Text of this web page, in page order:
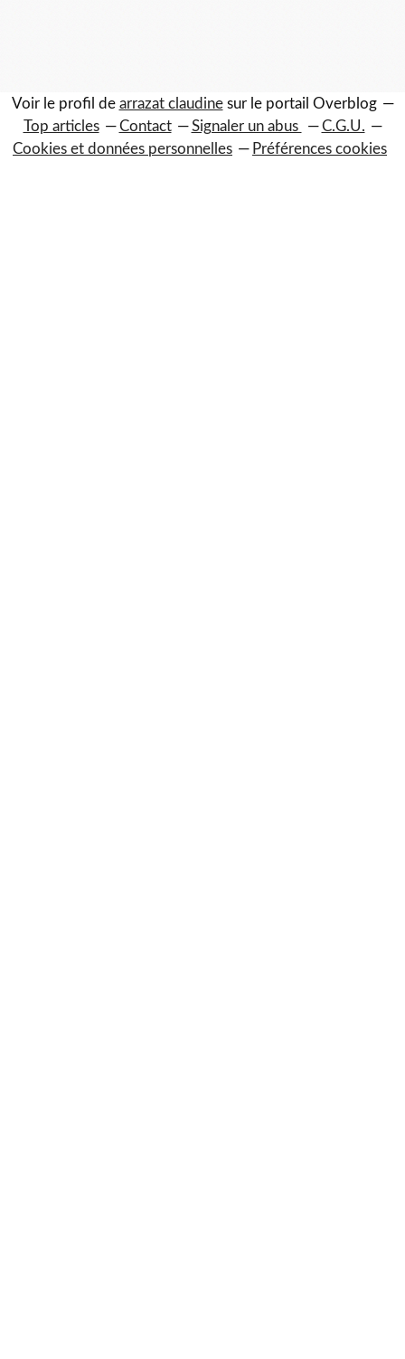
Voir le profil de arrazat claudinesur le portail Overblog
Top articles
Contact Signaler un abus
C.G.U.
Cookies et données personnelles
Préférences cookies